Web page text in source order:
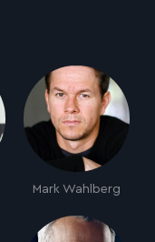
Mark Wahlberg